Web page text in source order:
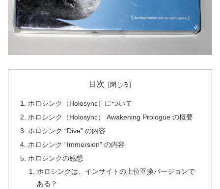
目次
ホロシンク（Holosync）について
ホロシンク（Holosync） Awakening Prologue の概要
ホロシンク “Dive” の内容
ホロシンク “Immersion” の内容
ホロシンクの感想
ホロシンクは、インサイトの上位互換バージョンで
ある？